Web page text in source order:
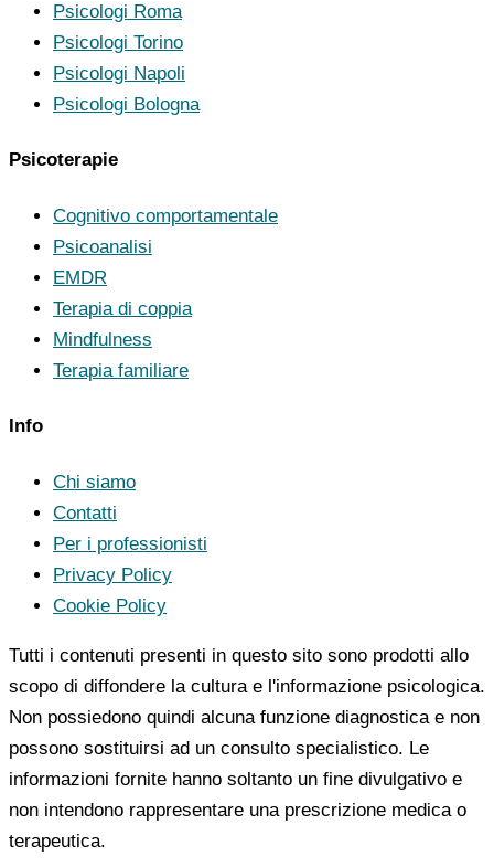
Psicologi Roma
Psicologi Torino
Psicologi Napoli
Psicologi Bologna
Psicoterapie
Cognitivo comportamentale
Psicoanalisi
EMDR
Terapia di coppia
Mindfulness
Terapia familiare
Info
Chi siamo
Contatti
Per i professionisti
Privacy Policy
Cookie Policy
Tutti i contenuti presenti in questo sito sono prodotti allo
scopo di diffondere la cultura e l'informazione psicologica.
Non possiedono quindi alcuna funzione diagnostica e non
possono sostituirsi ad un consulto specialistico. Le
informazioni fornite hanno soltanto un fine divulgativo e
non intendono rappresentare una prescrizione medica o
terapeutica.